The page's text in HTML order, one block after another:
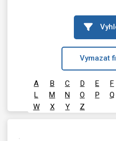
Vymazat
A B C D E F
L
M N O P Q
W
X Y Z